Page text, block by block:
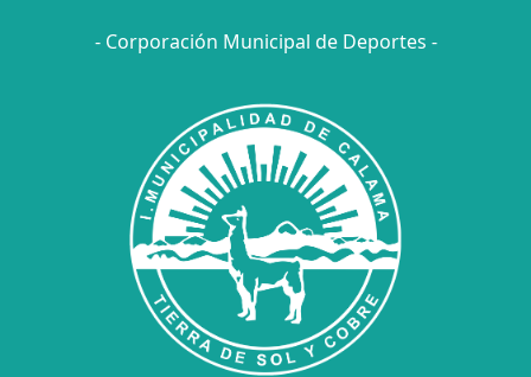
- Corporación Municipal de Deportes -